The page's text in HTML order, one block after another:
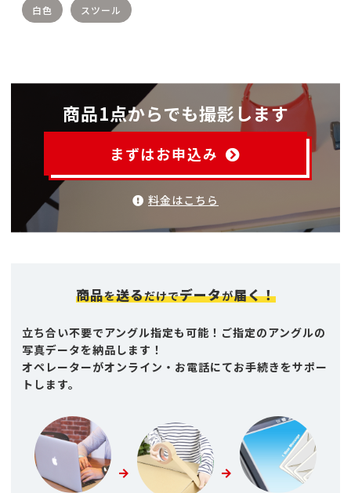
白色 スツール
商品1点からでも撮影します
まずはお申込み
料金はこちら
商品を送るだけでデータが届く！
立ち合い不要でアングル指定も可能！ご指定のアングルの
写真データを納品します！
オペレーターがオンライン・お電話にてお手続きをサポー
トします。